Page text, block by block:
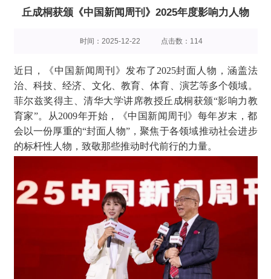
丘成桐获颁《中国新闻周刊》2025年度影响力人物
时间：2025-12-22 点击数： 114
近日，《中国新闻周刊》发布了2025封面人物，涵盖法
治、科技、经济、文化、教育、体育、演艺等多个领域。
菲尔兹奖得主、清华大学讲席教授丘成桐获颁“影响力教
育家”。从2009年开始，《中国新闻周刊》每年岁末，都
会以一份厚重的“封面人物”，聚焦于各领域推动社会进步
的标杆性人物，致敬那些推动时代前行的力量。